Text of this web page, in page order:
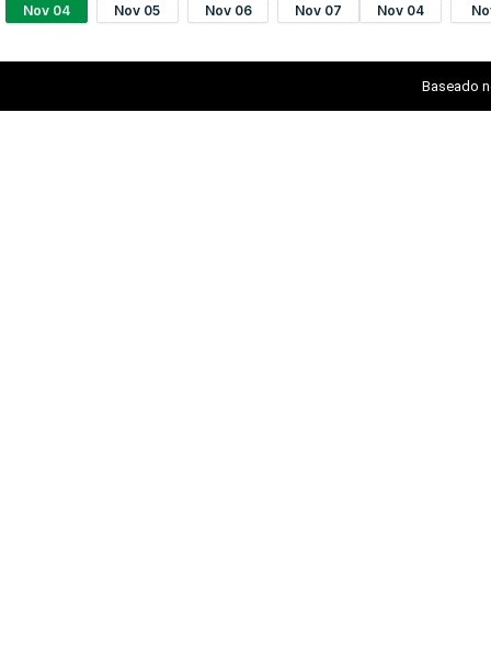
Nov 04 Nov 05 Nov 06 Nov 07 Nov 04
Baseado